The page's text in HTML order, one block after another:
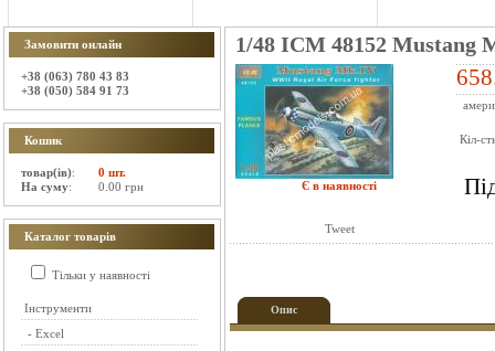
Замовити онлайн
+38 (063) 780 43 83
+38 (050) 584 91 73
Кошик
товар(ів):
0 шт.
На суму: 0.00 грн
Каталог товарів
Тільки у наявності
Інструменти
- Excel
1/48 ICM 48152 Mustang
Є в наявності
Tweet
Кіл-
Опис